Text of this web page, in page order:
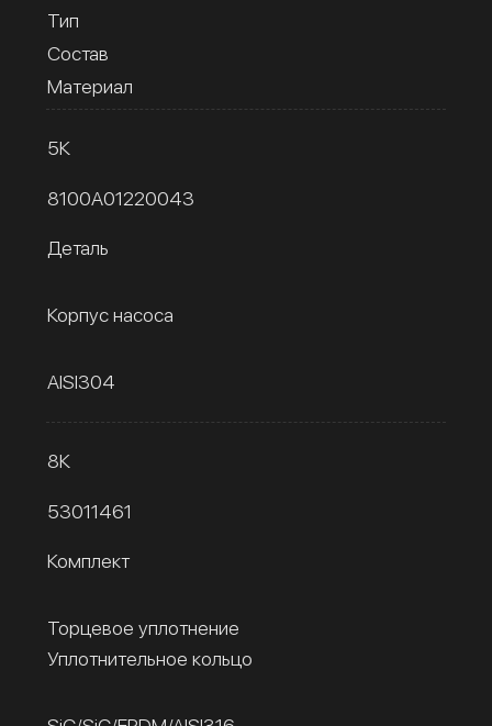
Тип
Состав
Материал
5К
8100A01220043
Деталь
Корпус насоса
AISI304
8К
53011461
Комплект
Торцевое уплотнение
Уплотнительное кольцо